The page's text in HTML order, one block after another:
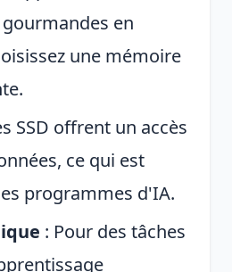
en
une mémoire
SSD offrent un accès
ce qui est
programmes d'IA.
: Pour des tâches